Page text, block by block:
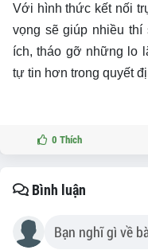
Với hình thức kết nối
vọng sẽ giúp nhiều thí
ích, tháo gỡ những lo
tự tin hơn trong quyết
0 Thích
Bình luận